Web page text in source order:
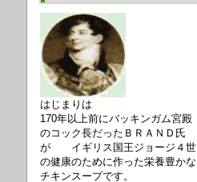
はじまりは
170年以上前にバッキンガム宮殿
のコック長だったＢＲＡＮＤ氏
が イギリス国王ジョージ４世
の健康のために作った栄養豊かな
チキンスープです。